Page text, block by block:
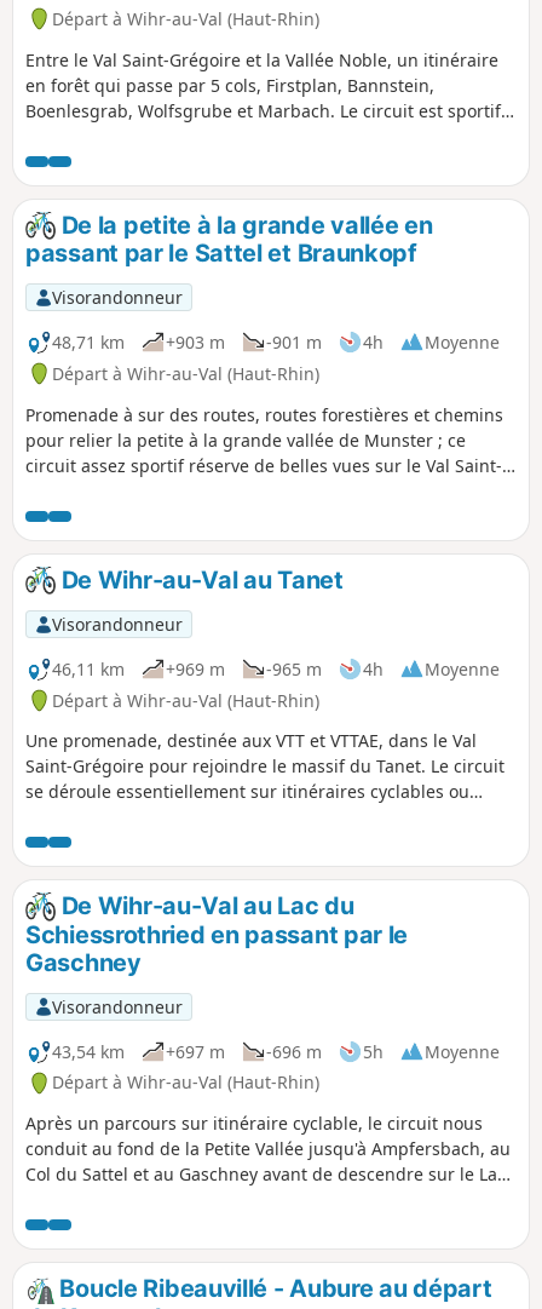
Départ à Wihr-au-Val (Haut-Rhin)
Entre le Val Saint-Grégoire et la Vallée Noble, un itinéraire
en forêt qui passe par 5 cols, Firstplan, Bannstein,
Boenlesgrab, Wolfsgrube et Marbach. Le circuit est sportif
Soultzbach nécessite quelques précautions.
De la petite à la grande vallée en
passant par le Sattel et Braunkopf
Visorandonneur
48,71 km
+903 m -901 m 4h
Moyenne
Départ à Wihr-au-Val (Haut-Rhin)
Promenade à sur des routes, routes forestières et chemins
pour relier la petite à la grande vallée de Munster ; ce
circuit assez sportif réserve de belles vues sur le Val Saint-
et nécessite une certaine attention.
De Wihr-au-Val au Tanet
Visorandonneur
46,11 km
+969 m -965 m 4h
Moyenne
Départ à Wihr-au-Val (Haut-Rhin)
Une promenade, destinée aux VTT et VTTAE, dans le Val
Saint-Grégoire pour rejoindre le massif du Tanet. Le circuit
se déroule essentiellement sur itinéraires cyclables ou
site qui abritait, jadis, une station de ski.
De Wihr-au-Val au Lac du
Schiessrothried en passant par le
Gaschney
Visorandonneur
43,54 km
+697 m -696 m 5h
Moyenne
Départ à Wihr-au-Val (Haut-Rhin)
Après un parcours sur itinéraire cyclable, le circuit nous
conduit au fond de la Petite Vallée jusqu'à Ampfersbach, au
Col du Sattel et au Gaschney avant de descendre sur le Lac
difficiles, notamment au-dessus du lac peuvent nécessiter
que l'on mette parfois pied à terre.
Boucle Ribeauvillé - Aubure au départ